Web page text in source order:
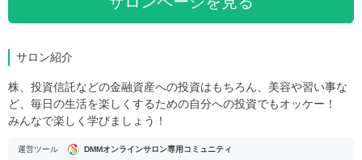
サロン紹介
株、投資信託などの金融資産への投資はもちろん、美容や習い事な
ど、毎日の生活を楽しくするための自分への投資でもオッケー！
みんなで楽しく学びましょう！
運営ツール DMMオンラインサロン専用コミュニティ